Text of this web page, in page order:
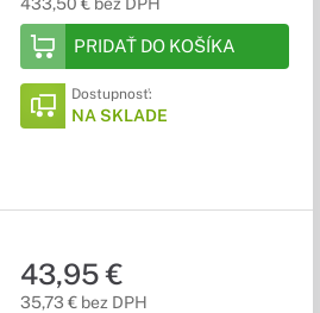
PRIDAŤ DO KOŠÍKA
Dostupnosť:
NA SKLADE
43,95 €
35,73 € bez DPH